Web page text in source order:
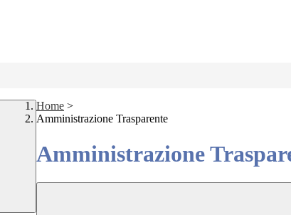
Home >
Amministrazione Trasparente
Amministrazione